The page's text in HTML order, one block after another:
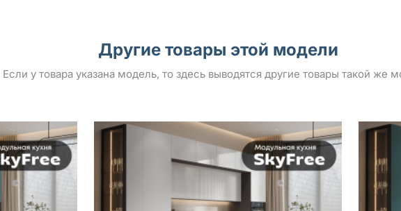
Другие товары этой модели
Если у товара указана модель, то здесь выводятся другие товары такой же